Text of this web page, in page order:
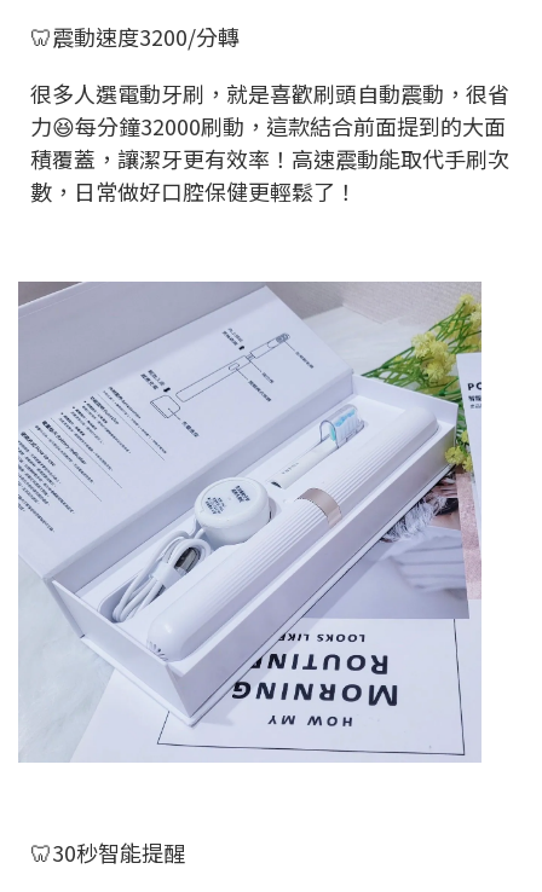
🦷震動速度3200/分轉
很多人選電動牙刷，就是喜歡刷頭自動震動，很省
力😆每分鐘32000刷動，這款結合前面提到的大面
積覆蓋，讓潔牙更有效率！高速震動能取代手刷次
數，日常做好口腔保健更輕鬆了！
🦷30秒智能提醒